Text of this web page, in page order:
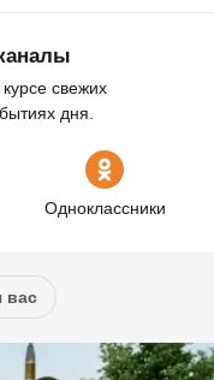
свежих
дня.
Одноклассники
вас